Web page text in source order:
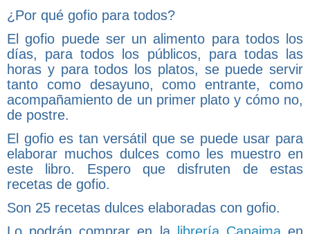
¿Por qué gofio para todos?
El gofio puede ser un alimento para todos los
días, para todos los públicos, para todas las
horas y para todos los platos, se puede servir
tanto como desayuno, como entrante, como
acompañamiento de un primer plato y cómo no,
de postre.
El gofio es tan versátil que se puede usar para
elaborar muchos dulces como les muestro en
este libro. Espero que disfruten de estas
recetas de gofio.
Son 25 recetas dulces elaboradas con gofio.